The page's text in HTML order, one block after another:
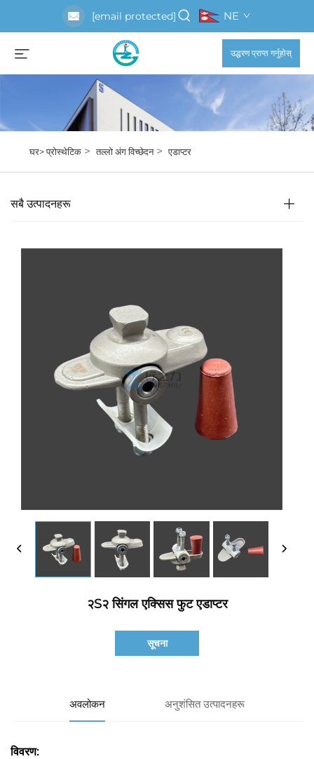
[email protected] NE
उद्धरण प्राप्त गर्नुहोस्
घर>प्रोस्थेटिक>तल्लो अंग विच्छेदन>एडाप्टर
सबै उत्पादनहरू
२S२ सिंगल एक्सिस फुट एडाप्टर
सूचना
अवलोकन अनुशंसित उत्पादनहरू
विवरण: